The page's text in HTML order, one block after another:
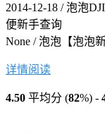
2014-12-18 / 泡泡
便新手查询
None / 泡泡 【泡泡
详情阅读
4.50 平均分 (82%) -